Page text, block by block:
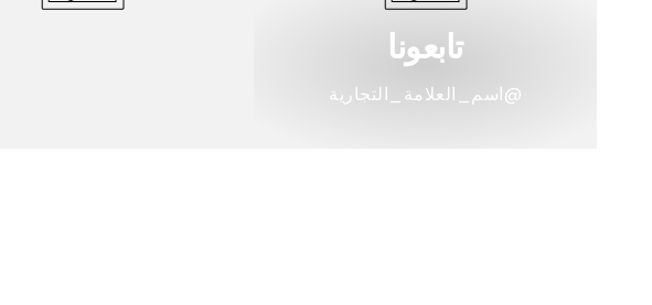
تابعونا
@اسم_العلامة_التجارية